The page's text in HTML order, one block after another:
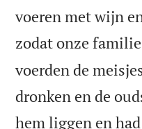
voeren met wijn
zodat onze
voerden de
dronken en de
hem liggen en